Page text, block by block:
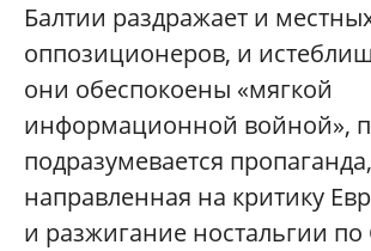
Балтии раздражает и
оппозиционеров, и
они обеспокоены «мягкой
информационной войной»,
подразумевается пропаганда,
направленная на критику
и разжигание ностальгии